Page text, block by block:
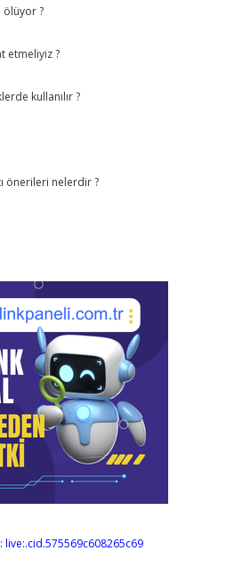
ölüyor ?
etmeliyiz ?
kullanılır ?
önerileri nelerdir ?
live:.cid.575569c608265c69